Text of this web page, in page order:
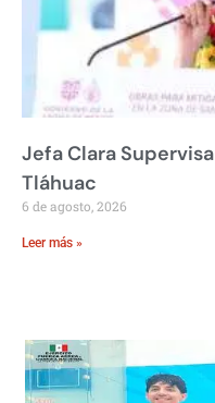
Jefa Clara
Tláhuac
6 de agosto, 2026
Leer más »